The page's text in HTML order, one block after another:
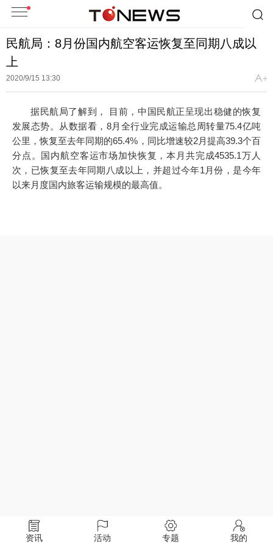
民航局：8月份国内航空客运恢复至同期八成以
上
2020/9/15 13:30
据民航局了解到， 目前，中国民航正呈现出稳健的恢复
发展态势。从数据看，8月全行业完成运输总周转量75.4亿吨
公里，恢复至去年同期的65.4%，同比增速较2月提高39.3个百
分点。国内航空客运市场加快恢复，本月共完成4535.1万人
次，已恢复至去年同期八成以上，并超过今年1月份，是今年
以来月度国内旅客运输规模的最高值。
资讯 活动 专题 我的